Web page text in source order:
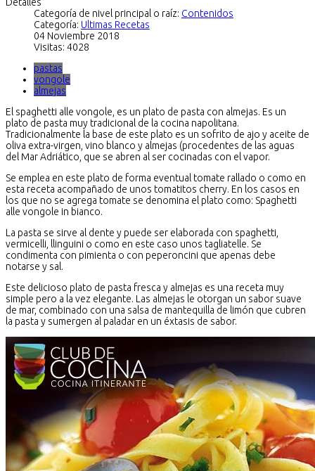
Detalles
Categoría de nivel principal o raíz: Contenidos
Categoría: Ultimas Recetas
04 Noviembre 2018
Visitas: 4028
pastas
vongole
almejas
El spaghetti alle vongole, es un plato de pasta con almejas. Es un
plato de pasta muy tradicional de la cocina napolitana.
Tradicionalmente la base de este plato es un sofrito de ajo y aceite de
oliva extra-virgen, vino blanco y almejas (procedentes de las aguas
del Mar Adriático, que se abren al ser cocinadas con el vapor.
Se emplea en este plato de forma eventual tomate rallado o como en
esta receta acompañado de unos tomatitos cherry. En los casos en
los que no se agrega tomate se denomina el plato como: Spaghetti
alle vongole in bianco.
La pasta se sirve al dente y puede ser elaborada con spaghetti,
vermicelli, llinguini o como en este caso unos tagliatelle. Se
condimenta con pimienta o con peperoncini que apenas debe
notarse y sal.
Este delicioso plato de pasta fresca y almejas es una receta muy
simple pero a la vez elegante. Las almejas le otorgan un sabor suave
de mar, combinado con una salsa de mantequilla de limón que cubren
la pasta y sumergen al paladar en un éxtasis de sabor.